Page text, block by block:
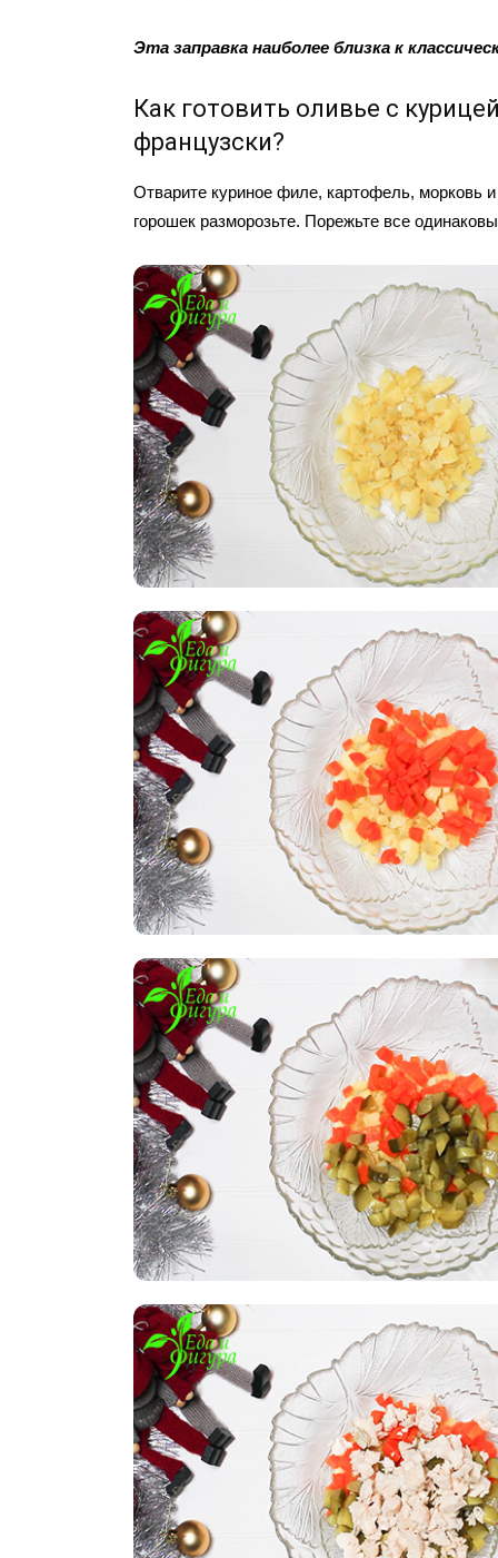
Эта заправка наиболее близка к класс
Как готовить оливье с
французски?
Отварите куриное филе, картофель, морковь
горошек разморозьте. Порежьте все